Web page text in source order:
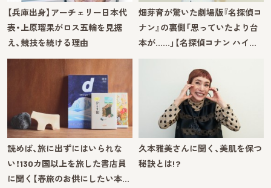
【兵庫出身】アーチェリー日本代
表・上原瑠果がロス五輪を見据
え、競技を続ける理由
畑芽育が驚いた劇場版『名探偵コ
ナン』の裏側「思っていたより台
本が……」【名探偵コナン ハイ…
読めば、旅に出ずにはいられな
い！130カ国以上を旅した書店員
に聞く【春旅のお供にしたい本…
久本雅美さんに聞く、美肌を保つ
秘訣とは!?